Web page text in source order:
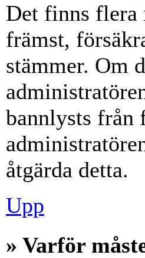
Det finns
främst,
stämmer. Om
bannlysts från
åtgärda detta.
Upp
» Varför